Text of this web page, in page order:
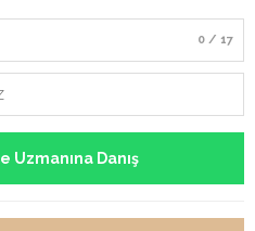
0 / 17
Uzmanına Danış